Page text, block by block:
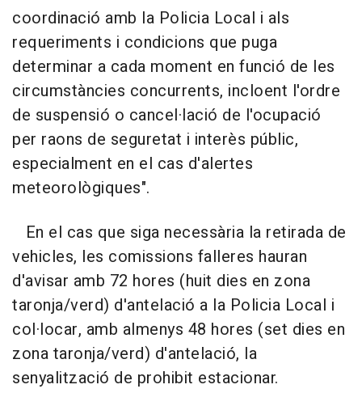
coordinació amb la Policia Local i als
requeriments i condicions que puga
determinar a cada moment en funció de les
circumstàncies concurrents, incloent l'ordre
de suspensió o cancel·lació de l'ocupació
per raons de seguretat i interès públic,
especialment en el cas d'alertes
meteorològiques".
En el cas que siga necessària la retirada de
vehicles, les comissions falleres hauran
d'avisar amb 72 hores (huit dies en zona
taronja/verd) d'antelació a la Policia Local i
col·locar, amb almenys 48 hores (set dies en
zona taronja/verd) d'antelació, la
senyalització de prohibit estacionar.